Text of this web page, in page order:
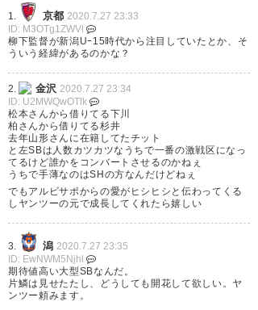
泰基！ヤンツーさんところでひ
と周りもふた周りも大きくなっ
て帰ってこい！ ツエーゲン金沢
さん、借りパクだめよ。ちゃん
と返してね。
— 新潟米を食べよう
(rice_of_niigata)2020, 7月 27
泰基が、移籍？ ツエーゲン金沢
1. 京都 2020.7.27 23:33
ID: M3OTg1ZWVl
柳下監督が新潟Uｰ15時代から注目していたとか、そ
ういう経緯があるのかな？
2. 金沢 2020.7.27 23:34
ID: U2MWQwOTlk
松本さんから借りてる下川
柏さんから借りてる杉井
去年山形さんに在籍してたチット
と左SBは人数カツカツなうちで一番の激戦区になっ
てるけど誰かをコンバートさせるのかねぇ
うちで手薄なのはSHの方なんだけどねぇ
でもアルビサポからの愛がヒシヒシと伝わってくる
しヤンツーの元で成長してくれたら嬉しい
3. 潟 2020.7.27 23:35
ID: EwNWM5Njhl
期待値高い大型SBなんだ。
片鱗は見せたたし、どうしても開花して欲しい。ヤ
ンツー頼みます。